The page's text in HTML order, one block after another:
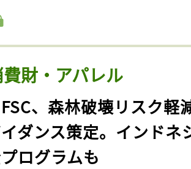
財・アパレル
FSC、森林破壊リスク軽
ダンス策定。インドネ
ログラムも